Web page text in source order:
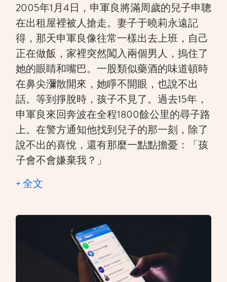
2005年1月4日，申軍良將滿周歲的兒子申聰
在出租屋裡被人搶走。妻子于曉莉永遠記
得，那天申軍良像往常一樣出去上班，自己
正在做飯，家裡突然闖入兩個男人，摀住了
她的眼睛和嘴巴。一股類似藥酒的味道頓時
在鼻尖瀰散開來，她睜不開眼，也說不出
話。等到掙脫時，孩子不見了。過去15年，
申軍良來回奔波在全程1800餘公里的尋子路
上。在警方通知他找到兒子的那一刻，除了
說不出的喜悅，還有那麼一點點擔憂：「孩
子會不會嫌棄我？」
+ 全文